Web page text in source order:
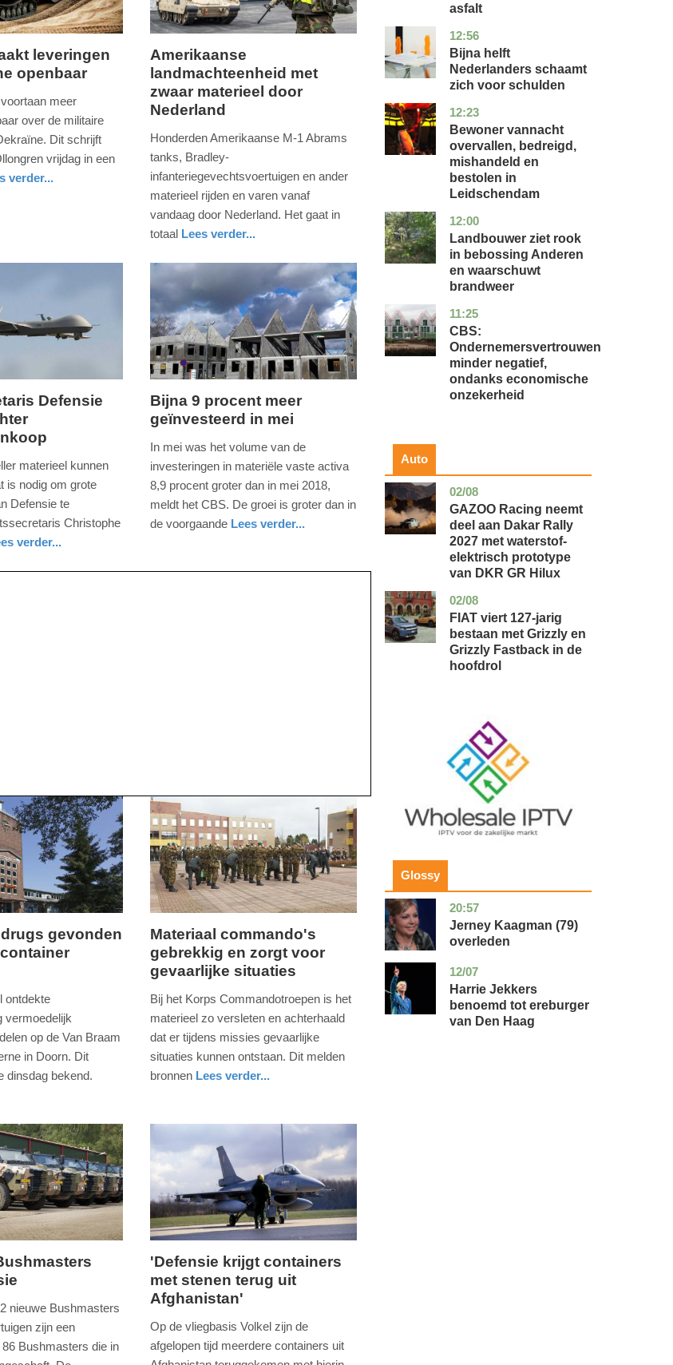
leveringen
openbaar
meer
over de militaire
Dit schrijft
vrijdag in een
verder...
maandag,
9.
januari
2023
19:13
Update:
2025
09:10
Amerikaanse
landmachteenheid met
zwaar materieel door
Nederland
Honderden Amerikaanse M-1 Abrams
tanks, Bradley-
infanteriegevechtsvoertuigen en ander
materieel rijden en varen vanaf
vandaag door Nederland. Het gaat in
totaal Lees verder...
Defensie
materieel kunnen
is nodig om grote
Defensie te
Christophe
verder...
dinsdag,
09-
Bijna 9 procent meer
geïnvesteerd in mei
In mei was het volume van de
investeringen in materiële vaste activa
8,9 procent groter dan in mei 2018,
meldt het CBS. De groei is groter dan in
de voorgaande Lees verder...
gevonden
ontdekte
vermoedelijk
op de Van Braam
in Doorn. Dit
dinsdag bekend.
vrijdag,
14.
2017
04-
2025
09:10
Materiaal commando's
gebrekkig en zorgt voor
gevaarlijke situaties
Bij het Korps Commandotroepen is het
materieel zo versleten en achterhaald
dat er tijdens missies gevaarlijke
situaties kunnen ontstaan. Dit melden
bronnen Lees verder...
nieuwe Bushmasters
zijn een
Bushmasters die in
dinsdag,
17.
2015
'Defensie krijgt containers
met stenen terug uit
Afghanistan'
Op de vliegbasis Volkel zijn de
afgelopen tijd meerdere containers uit
asfalt
12:56
noord-
holland
economie
Bijna helft
Nederlanders schaamt
zich voor schulden
12:23
zuid-
holland
nieuws
Bewoner vannacht
overvallen, bedreigd,
mishandeld en
bestolen in
Leidschendam
12:00
drenthe
nieuws
Landbouwer ziet rook
in bebossing Anderen
en waarschuwt
brandweer
11:25
zuid-
holland
economie
CBS:
Ondernemersvertrouwen
minder negatief,
ondanks economische
onzekerheid
Auto
02/08
auto
GAZOO Racing neemt
deel aan Dakar Rally
2027 met waterstof-
elektrisch prototype
van DKR GR Hilux
02/08
auto
FIAT viert 127-jarig
bestaan met Grizzly en
Grizzly Fastback in de
hoofdrol
Glossy
20:57
noord-
holland
glossy
Jerney Kaagman (79)
overleden
12/07
zuid-
holland
glossy
Harrie Jekkers
benoemd tot ereburger
van Den Haag